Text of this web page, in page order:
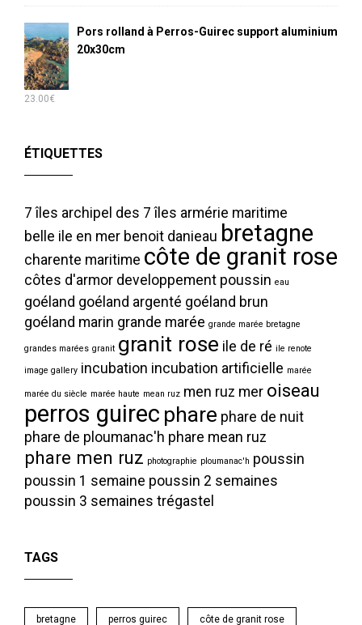
Pors rolland à Perros-Guirec support aluminium
20x30cm
23.00€
ÉTIQUETTES
7 îles archipel des 7 îles armérie maritime
belle ile en mer benoit danieau bretagne
charente maritime côte de granit rose
côtes d'armor developpement poussin eau
goéland goéland argenté goéland brun
goéland marin grande marée grande marée bretagne
grandes marées granit granit rose ile de ré ile renote
image gallery incubation incubation artificielle marée
marée du siècle marée haute mean ruz men ruz mer oiseau
perros guirec phare phare de nuit
phare de ploumanac'h phare mean ruz
phare men ruz photographie ploumanac'h poussin
poussin 1 semaine poussin 2 semaines
poussin 3 semaines trégastel
TAGS
bretagne perros guirec côte de granit rose